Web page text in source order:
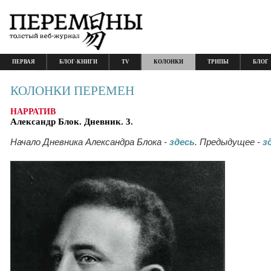
ПЕРВАЯ БЛОГ-КНИГИ TV КОЛОНКИ ТРИПЫ БЛОГ
КОЛОНКИ ПЕРЕМЕН
НАРРАТИВ
Александр Блок. Дневник. 3.
Начало Дневника Александра Блока - здесь. Предыдущее -